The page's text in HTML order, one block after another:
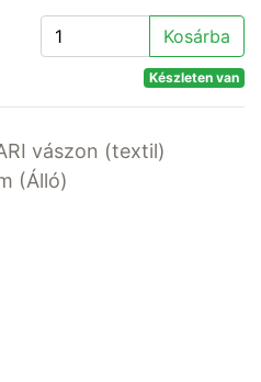
Kosárba
Készleten van
vászon (textil)
(Álló)